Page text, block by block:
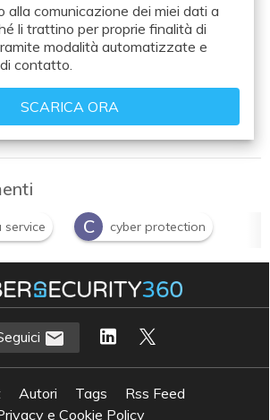
alla comunicazione dei miei dati a
li trattino per proprie finalità di
modalità automatizzate e
contatto.
service C cyber protection
Autori Tags
Rss Feed
e Cookie Policy